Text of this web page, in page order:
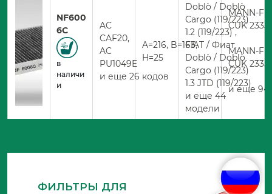
NF600
6C
в
наличи
и
AC
CAF20,
AC
PU1049E
и еще 26 кодов
A=216, B=163,
H=25
Doblò / Doblò
Cargo (119/223)
1.2 (119/223) ,
FIAT / Фиат
Doblò / Doblò
Cargo (119/223)
1.3 JTD (119/223)
и еще 44
модели
MANN-
CUK 2335
MANN-
CUK 2335
и еще 94
ФИЛЬТРЫ ДЛЯ